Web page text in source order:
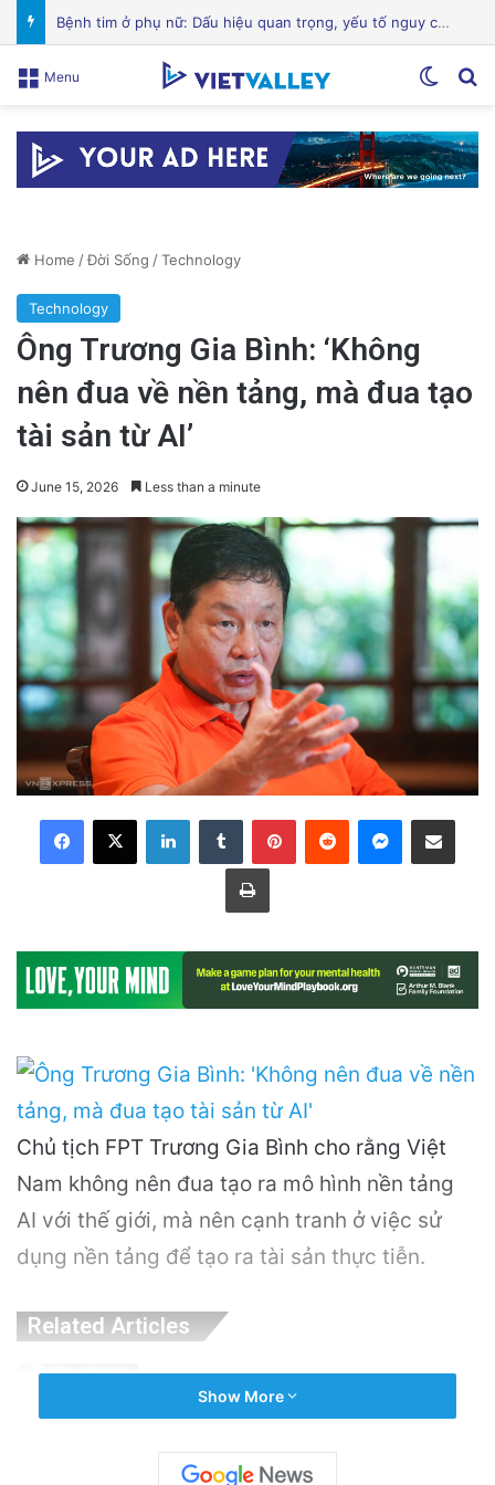
Hành Trình Trở Về: Thi Thể ‘Giày Xanh’ Sau 30 Năm Trên Đỉnh Everest
Menu
Home /Đời Sống /Technology
Technology
Ông Trương Gia Bình: ‘Không
nên đua về nền tảng, mà đua tạo
tài sản từ AI’
June 15, 2026 Less than a minute
LinkedInTumblr PinterestReddit Messenger
Share via Email
Print
Chủ tịch FPT Trương Gia Bình cho rằng Việt
Nam không nên đua tạo ra mô hình nền tảng
AI với thế giới, mà nên cạnh tranh ở việc sử
dụng nền tảng để tạo ra tài sản thực tiễn.
Related Articles
Ngại Về An Ninh Mạng
2 hours ago
Show More